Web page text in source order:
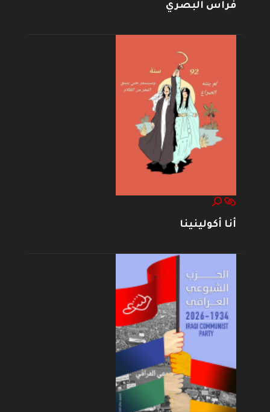
فراس البصري
أنا أكولينينا